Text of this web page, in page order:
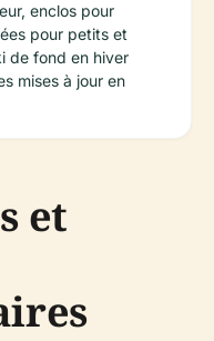
enclos pour
pour petits et
de fond en hiver
mises à jour en
et